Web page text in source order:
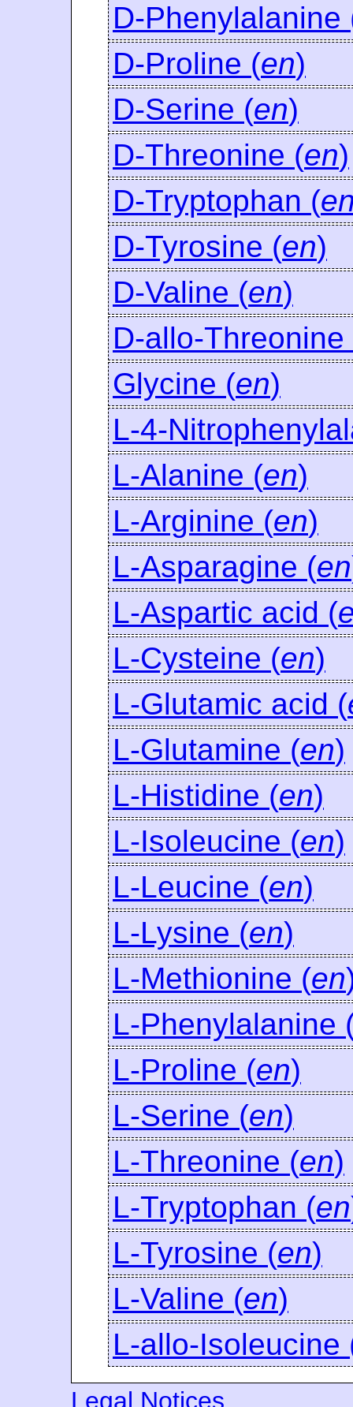
D-Phenylalanine
D-Proline (en)
D-Serine (en)
D-Threonine (en)
D-Tryptophan (
D-Tyrosine (en)
D-Valine (en)
D-allo-Threonine
Glycine (en)
L-4-
L-Alanine (en)
L-Arginine (en)
L-Asparagine (en
L-Aspartic acid (
L-Cysteine (en)
L-Glutamic acid (
L-Glutamine (en)
L-Histidine (en)
L-Isoleucine (en)
L-Leucine (en)
L-Lysine (en)
L-Methionine (en
L-Phenylalanine
L-Proline (en)
L-Serine (en)
L-Threonine (en)
L-Tryptophan (en
L-Tyrosine (en)
L-Valine (en)
L-allo-Isoleucine
Legal Notices